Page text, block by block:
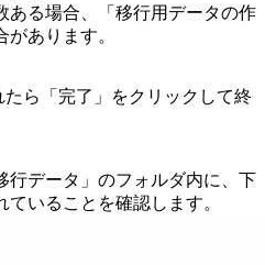
ある場合、「移行用データの作
あります。
ら「完了」をクリックして終
行データ」のフォルダ内に、下
いることを確認します。